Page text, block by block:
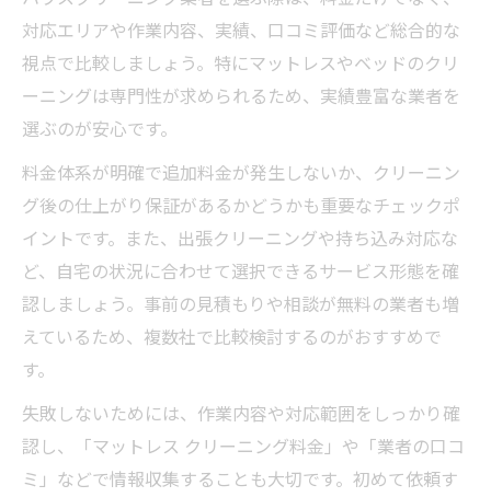
対応エリアや作業内容、実績、口コミ評価など総合的な
視点で比較しましょう。特にマットレスやベッドのクリ
ーニングは専門性が求められるため、実績豊富な業者を
選ぶのが安心です。
料金体系が明確で追加料金が発生しないか、クリーニン
グ後の仕上がり保証があるかどうかも重要なチェックポ
イントです。また、出張クリーニングや持ち込み対応な
ど、自宅の状況に合わせて選択できるサービス形態を確
認しましょう。事前の見積もりや相談が無料の業者も増
えているため、複数社で比較検討するのがおすすめで
す。
失敗しないためには、作業内容や対応範囲をしっかり確
認し、「マットレス クリーニング料金」や「業者の口コ
ミ」などで情報収集することも大切です。初めて依頼す